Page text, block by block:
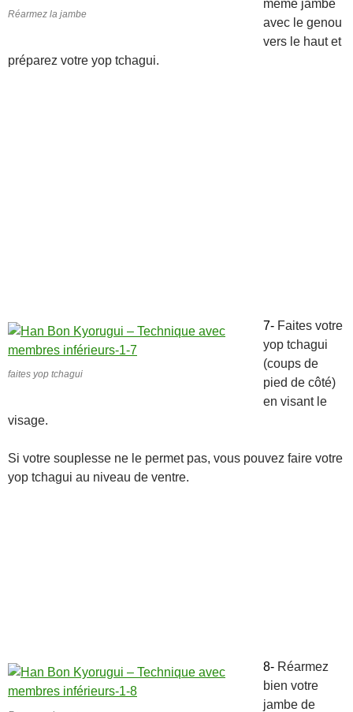
Réarmez la jambe
même jambe
avec le genou
vers le haut et
préparez votre yop tchagui.
faites yop tchagui
7- Faites votre
yop tchagui
(coups de
pied de côté)
en visant le
visage.
Si votre souplesse ne le permet pas, vous pouvez faire votre
yop tchagui au niveau de ventre.
8- Réarmez
bien votre
jambe de